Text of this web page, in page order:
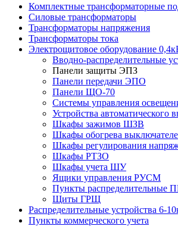
Комплектные трансформаторные
Силовые трансформаторы
Трансформаторы напряжения
Трансформаторы тока
Электрощитовое оборудование
Вводно-распределительные
Панели защиты ЭПЗ
Панели передачи ЭПО
Панели ЩО-70
Системы управления
Устройства автоматического
Шкафы зажимов ШЗВ
Шкафы обогрева
Шкафы регулирования
Шкафы РТЗО
Шкафы учета ШУ
Ящики управления РУСМ
Пункты распределительные
Щиты ГРЩ
Распределительные устройства 6-
Пункты коммерческого учета